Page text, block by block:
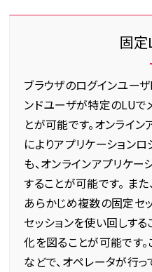
固
ブラウザのログインユー
ンドユーザが特定のLUで
とが可能です。オンライン
によりアプリケーション
も、オンラインアプリケ
することが可能です。 ま
あらかじめ複数の固定セ
セッションを使い回しする
化を図ることが可能です
などで、オペレータが行